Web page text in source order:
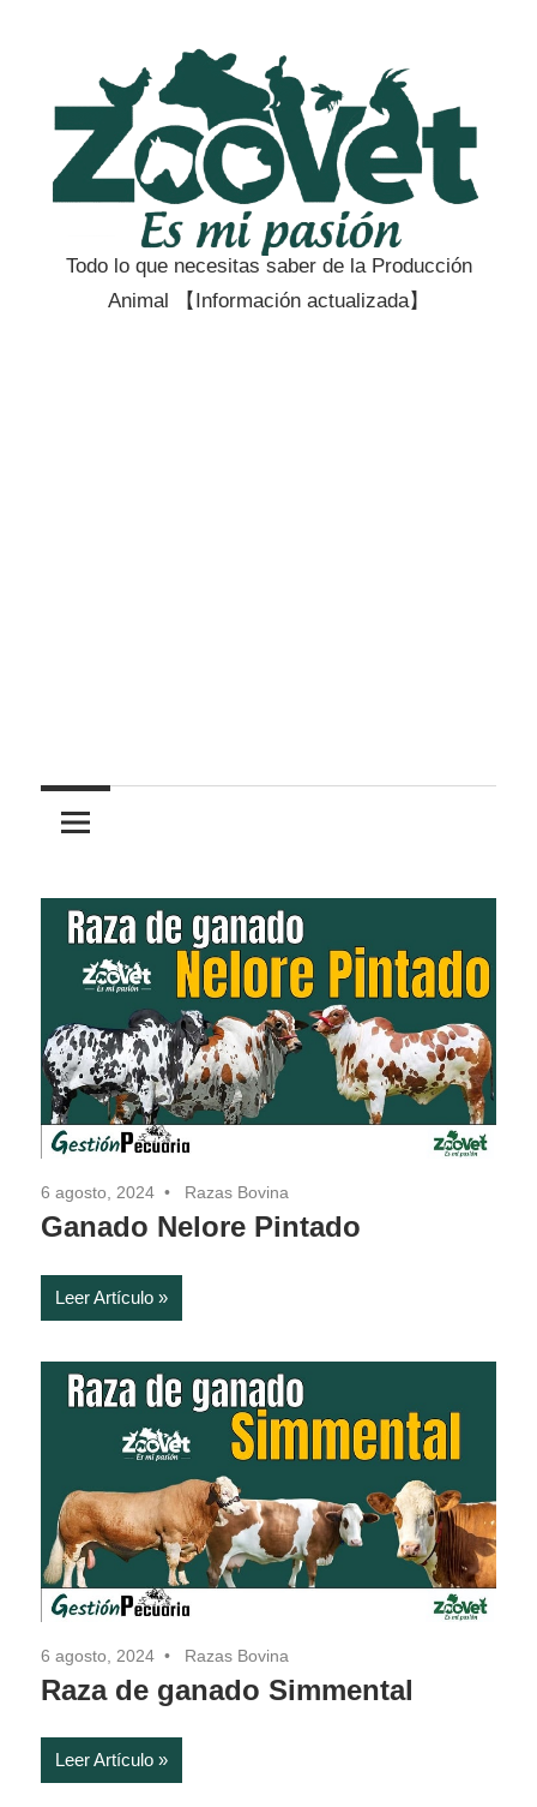
contenido
Zootecnia
Todo lo que necesitas saber de la Producción
Animal 【Información actualizada】
6 agosto, 2024 Razas Bovina
Ganado Nelore Pintado
Leer Artículo
6 agosto, 2024 Razas Bovina
Raza de ganado Simmental
Leer Artículo